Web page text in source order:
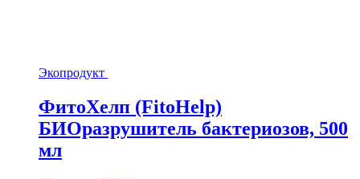
Экопродукт
ФитоХелп (FitoHelp)
БИОразрушитель бактериозов, 500
мл